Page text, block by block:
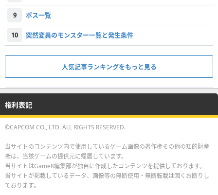
9 ボス一覧
10 突然変異のモンスター一覧と発生条件
人気記事ランキングをもっと見る
権利表記
©CAPCOM CO., LTD. ALL RIGHTS RESERVED.
当サイトのコンテンツ内で使用しているゲーム画像の著作権その他の知的財産
権は、当該ゲームの提供元に帰属しています。
当サイトはGame8編集部が独自に作成したコンテンツを提供しております。
当サイトが掲載しているデータ、画像等の無断使用・無断転載は固くお断りし
ております。